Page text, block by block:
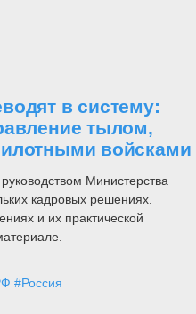
в систему:
тылом,
войсками
Министерства
кадровых решениях.
и их практической
#Россия